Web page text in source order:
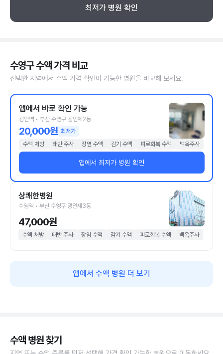
최저가 병원 확인
수영구 수액 가격 비교
선택한 지역에서 수액 가격 확인이 가능한 병원을 비교해 보세요.
앱에서 바로 확인 가능
광안역 • 부산 수영구 광안제2동
20,000원 최저가
수액 처방
태반 주사 장염 수액 감기 수액 피로회복 수액 백옥주사
앱에서 최저가 병원 확인
상쾌한병원
수영역 • 부산 수영구 광안제3동
47,000원
수액 처방 태반 주사 장염 수액 감기 수액 피로회복 수액 백옥주사
앱에서 수액 병원 더 보기
수액 병원 찾기